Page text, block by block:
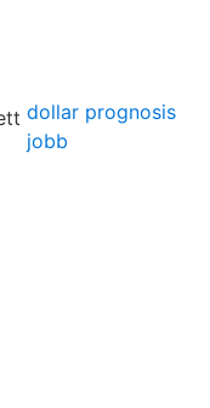
dollar prognosis
jobb